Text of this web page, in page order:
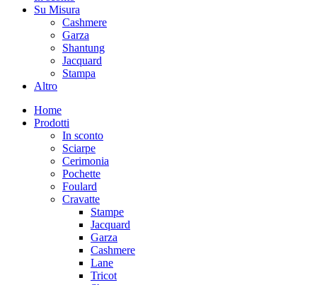
Su Misura
Cashmere
Garza
Shantung
Jacquard
Stampa
Altro
Home
Prodotti
In sconto
Sciarpe
Cerimonia
Pochette
Foulard
Cravatte
Stampe
Jacquard
Garza
Cashmere
Lane
Tricot